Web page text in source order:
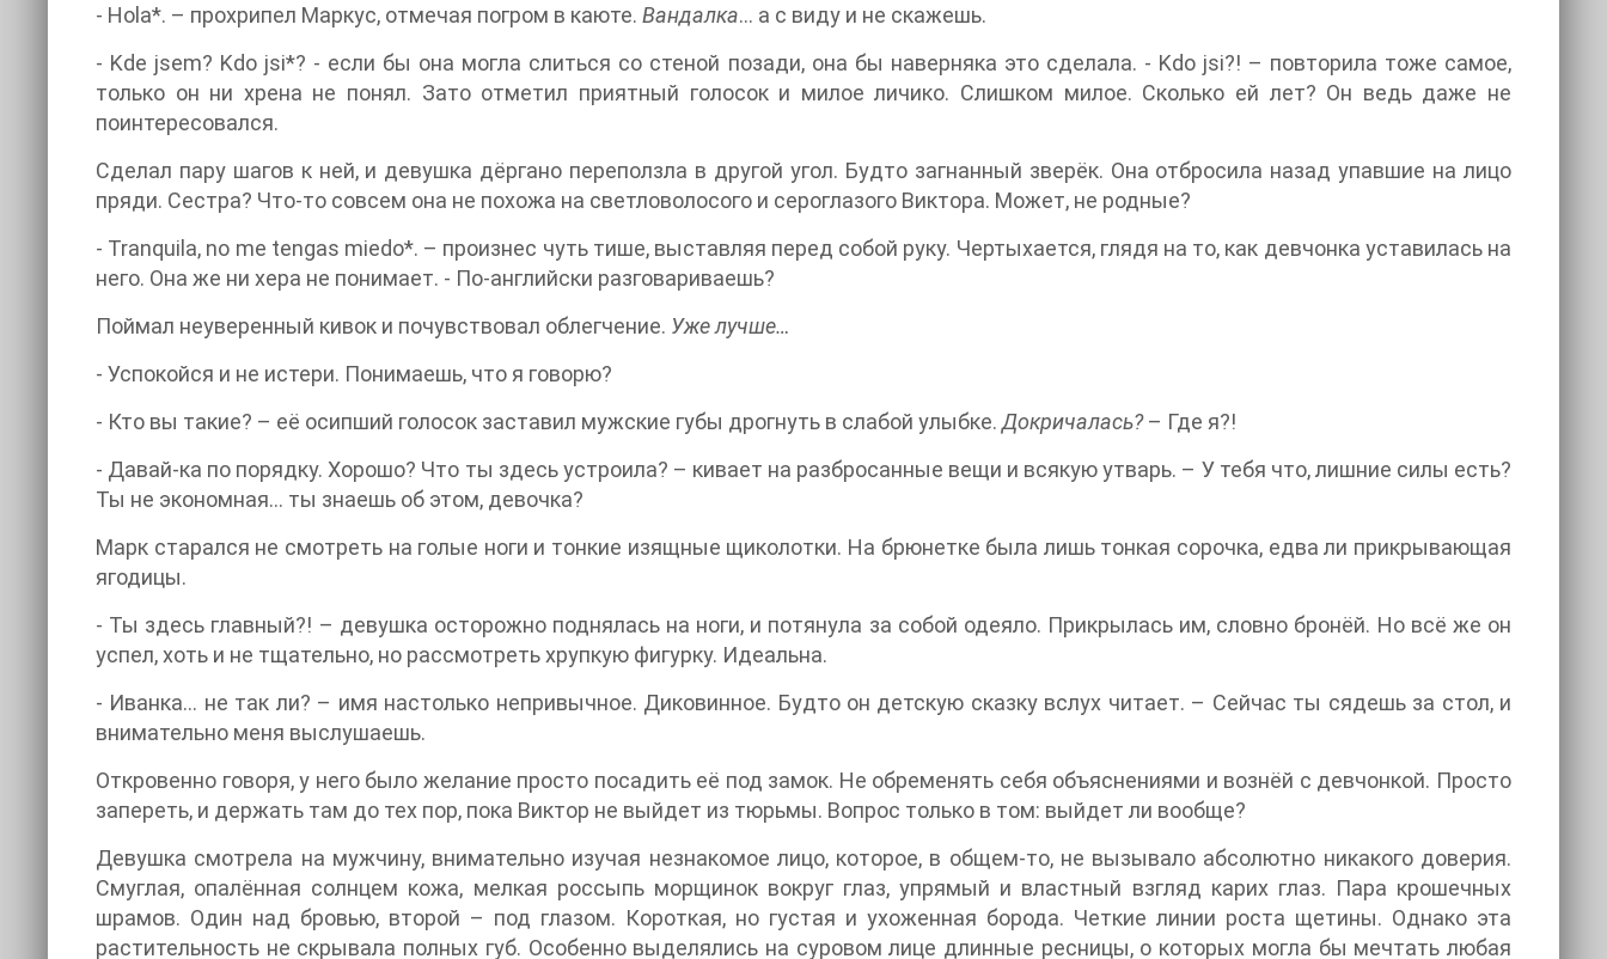
- Hola*. – прохрипел Маркус, отмечая погром в каюте. Вандалка… а с виду и не скажешь.
- Kde jsem? Kdo jsi*? - если бы она могла слиться со стеной позади, она бы наверняка это сделала. - Kdo jsi?! – повторила тоже самое,
только он ни хрена не понял. Зато отметил приятный голосок и милое личико. Слишком милое. Сколько ей лет? Он ведь даже не
поинтересовался.
Сделал пару шагов к ней, и девушка дёргано переползла в другой угол. Будто загнанный зверёк. Она отбросила назад упавшие на лицо
пряди. Сестра? Что-то совсем она не похожа на светловолосого и сероглазого Виктора. Может, не родные?
- Tranquila, no me tengas miedo*. – произнес чуть тише, выставляя перед собой руку. Чертыхается, глядя на то, как девчонка уставилась на
него. Она же ни хера не понимает. - По-английски разговариваешь?
Поймал неуверенный кивок и почувствовал облегчение. Уже лучше…
- Успокойся и не истери. Понимаешь, что я говорю?
- Кто вы такие? – её осипший голосок заставил мужские губы дрогнуть в слабой улыбке. Докричалась?– Где я?!
- Давай-ка по порядку. Хорошо? Что ты здесь устроила? – кивает на разбросанные вещи и всякую утварь. – У тебя что, лишние силы есть?
Ты не экономная… ты знаешь об этом, девочка?
Марк старался не смотреть на голые ноги и тонкие изящные щиколотки. На брюнетке была лишь тонкая сорочка, едва ли прикрывающая
ягодицы.
- Ты здесь главный?! – девушка осторожно поднялась на ноги, и потянула за собой одеяло. Прикрылась им, словно бронёй. Но всё же он
успел, хоть и не тщательно, но рассмотреть хрупкую фигурку. Идеальна.
- Иванка… не так ли? – имя настолько непривычное. Диковинное. Будто он детскую сказку вслух читает. – Сейчас ты сядешь за стол, и
внимательно меня выслушаешь.
Откровенно говоря, у него было желание просто посадить её под замок. Не обременять себя объяснениями и вознёй с девчонкой. Просто
запереть, и держать там до тех пор, пока Виктор не выйдет из тюрьмы. Вопрос только в том: выйдет ли вообще?
Девушка смотрела на мужчину, внимательно изучая незнакомое лицо, которое, в общем-то, не вызывало абсолютно никакого доверия.
Смуглая, опалённая солнцем кожа, мелкая россыпь морщинок вокруг глаз, упрямый и властный взгляд карих глаз. Пара крошечных
шрамов. Один над бровью, второй – под глазом. Короткая, но густая и ухоженная борода. Четкие линии роста щетины. Однако эта
растительность не скрывала полных губ. Особенно выделялись на суровом лице длинные ресницы, о которых могла бы мечтать любая